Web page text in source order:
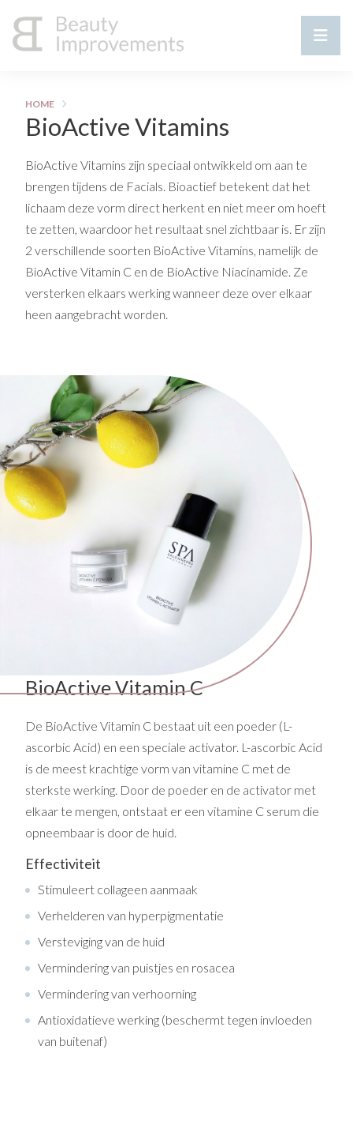
HOME
BioActive Vitamins
BioActive Vitamins zijn speciaal ontwikkeld om aan te
brengen tijdens de Facials. Bioactief betekent dat het
lichaam deze vorm direct herkent en niet meer om hoeft
te zetten, waardoor het resultaat snel zichtbaar is. Er zijn
2 verschillende soorten BioActive Vitamins, namelijk de
BioActive Vitamin C en de BioActive Niacinamide. Ze
versterken elkaars werking wanneer deze over elkaar
heen aangebracht worden.
BioActive Vitamin C
De BioActive Vitamin C bestaat uit een poeder (L-
ascorbic Acid) en een speciale activator. L-ascorbic Acid
is de meest krachtige vorm van vitamine C met de
sterkste werking. Door de poeder en de activator met
elkaar te mengen, ontstaat er een vitamine C serum die
opneembaar is door de huid.
Effectiviteit
Stimuleert collageen aanmaak
Verhelderen van hyperpigmentatie
Versteviging van de huid
Vermindering van puistjes en rosacea
Vermindering van verhoorning
Antioxidatieve werking (beschermt tegen invloeden
van buitenaf)